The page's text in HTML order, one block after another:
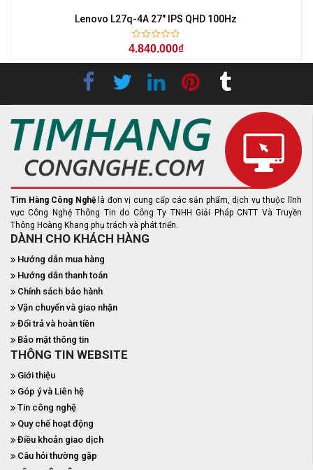
Lenovo L27q-4A 27" IPS QHD 100Hz
4.840.000₫
Tìm Hàng Công Nghệ là đơn vị cung cấp các sản phẩm, dịch vụ thuộc lĩnh
vực Công Nghệ Thông Tin do Công Ty TNHH Giải Pháp CNTT Và Truyền
Thông Hoàng Khang phụ trách và phát triển.
DÀNH CHO KHÁCH HÀNG
Hướng dẫn mua hàng
Hướng dẫn thanh toán
Chính sách bảo hành
Vận chuyển và giao nhận
Đổi trả và hoàn tiền
Bảo mật thông tin
THÔNG TIN WEBSITE
Giới thiệu
Góp ý và Liên hệ
Tin công nghệ
Quy chế hoạt động
Điều khoản giao dịch
Câu hỏi thường gặp